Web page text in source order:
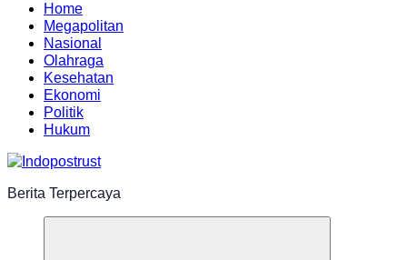
Home
Megapolitan
Nasional
Olahraga
Kesehatan
Ekonomi
Politik
Hukum
Berita Terpercaya